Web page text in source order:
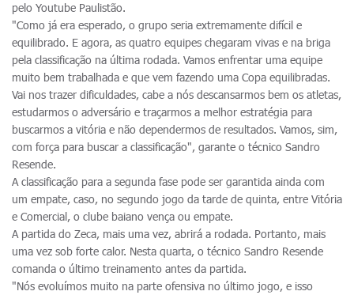
pelo Youtube Paulistão.
"Como já era esperado, o grupo seria extremamente difícil e
equilibrado. E agora, as quatro equipes chegaram vivas e na briga
pela classificação na última rodada. Vamos enfrentar uma equipe
muito bem trabalhada e que vem fazendo uma Copa equilibradas.
Vai nos trazer dificuldades, cabe a nós descansarmos bem os atletas,
estudarmos o adversário e traçarmos a melhor estratégia para
buscarmos a vitória e não dependermos de resultados. Vamos, sim,
com força para buscar a classificação", garante o técnico Sandro
Resende.
A classificação para a segunda fase pode ser garantida ainda com
um empate, caso, no segundo jogo da tarde de quinta, entre Vitória
e Comercial, o clube baiano vença ou empate.
A partida do Zeca, mais uma vez, abrirá a rodada. Portanto, mais
uma vez sob forte calor. Nesta quarta, o técnico Sandro Resende
comanda o último treinamento antes da partida.
"Nós evoluímos muito na parte ofensiva no último jogo, e isso